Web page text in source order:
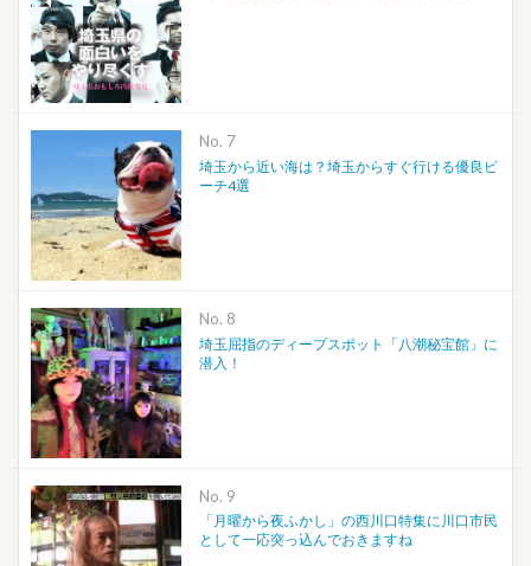
No.
埼玉から近い海は？埼玉からすぐ行ける優良ビ
ーチ4選
No.
埼玉屈指のディープスポット「八潮秘宝館」に
潜入！
No.
「月曜から夜ふかし」の西川口特集に川口市民
として一応突っ込んでおきますね